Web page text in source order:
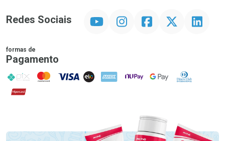
Redes Sociais InstagramFacebookTwitter Linkedin
formas de
Pagamento
PIX MasterCard
VISA ELO AMEX NuPay Google PayDiners Club
Hipercard
Promoção em Destaque